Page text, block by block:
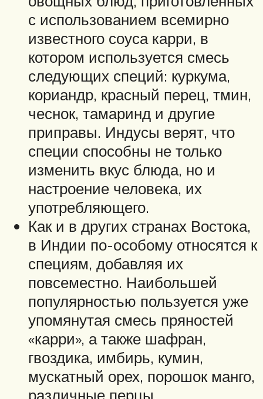
с использованием всемирно
известного соуса карри, в
котором используется смесь
следующих специй: куркума,
кориандр, красный перец, тмин,
чеснок, тамаринд и другие
приправы. Индусы верят, что
специи способны не только
изменить вкус блюда, но и
настроение человека, их
употребляющего.
Как и в других странах Востока,
в Индии по-особому относятся к
специям, добавляя их
повсеместно. Наибольшей
популярностью пользуется уже
упомянутая смесь пряностей
«карри», а также шафран,
гвоздика, имбирь, кумин,
мускатный орех, порошок манго,
различные перцы.